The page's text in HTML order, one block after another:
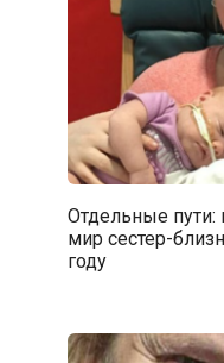
Отдельные
мир сестер-
году